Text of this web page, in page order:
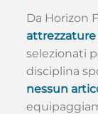
Da Horizon
selezionati
disciplina
nessun